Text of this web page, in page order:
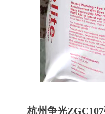
杭州争光